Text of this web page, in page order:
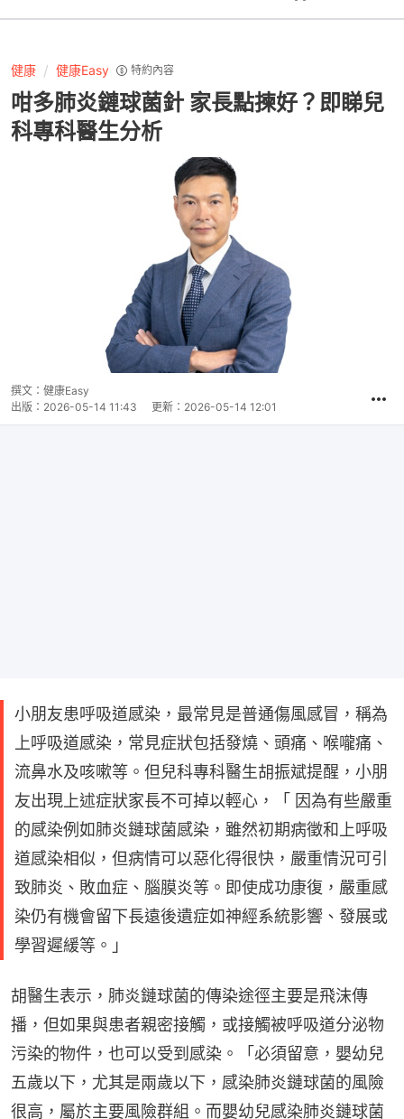
健康 健康Easy 特約內容
咁多肺炎鏈球菌針 家長點揀好？即睇兒
科專科醫生分析
撰文： 健康Easy
出版： 2026-05-14 11:43 更新： 2026-05-14 12:01
小朋友患呼吸道感染，最常見是普通傷風感冒，稱為
上呼吸道感染，常見症狀包括發燒、頭痛、喉嚨痛、
流鼻水及咳嗽等。但兒科專科醫生胡振斌提醒，小朋
友出現上述症狀家長不可掉以輕心，「 因為有些嚴重
的感染例如肺炎鏈球菌感染，雖然初期病徵和上呼吸
道感染相似，但病情可以惡化得很快，嚴重情況可引
致肺炎、敗血症、腦膜炎等。即使成功康復，嚴重感
染仍有機會留下長遠後遺症如神經系統影響、發展或
學習遲緩等。」
胡醫生表示，肺炎鏈球菌的傳染途徑主要是飛沫傳
播，但如果與患者親密接觸，或接觸被呼吸道分泌物
污染的物件，也可以受到感染。「必須留意，嬰幼兒
五歲以下，尤其是兩歲以下，感染肺炎鏈球菌的風險
很高，屬於主要風險群組。而嬰幼兒感染肺炎鏈球菌